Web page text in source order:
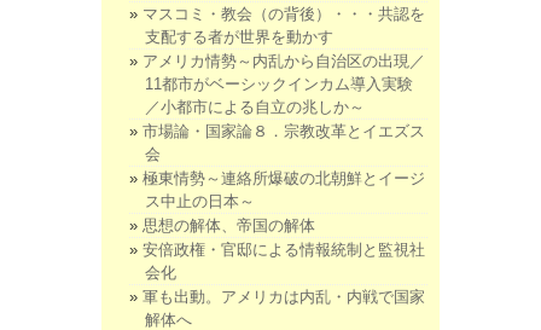
マスコミ・教会（の背後）・・・共認を
支配する者が世界を動かす
アメリカ情勢～内乱から自治区の出現／
11都市がベーシックインカム導入実験
／小都市による自立の兆しか～
市場論・国家論８．宗教改革とイエズス
会
極東情勢～連絡所爆破の北朝鮮とイージ
ス中止の日本～
思想の解体、帝国の解体
安倍政権・官邸による情報統制と監視社
会化
軍も出動。アメリカは内乱・内戦で国家
解体へ